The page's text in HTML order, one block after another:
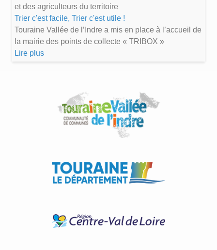
et des agriculteurs du territoire
Trier c'est facile, Trier c'est utile !
Touraine Vallée de l’Indre a mis en place à l’accueil de
la mairie des points de collecte « TRIBOX »
Lire plus